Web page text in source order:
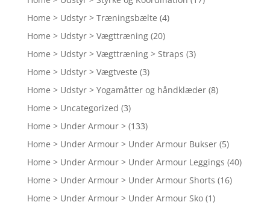
Home > Udstyr > Træningsbælte (4)
Home > Udstyr > Vægttræning (20)
Home > Udstyr > Vægttræning > Straps (3)
Home > Udstyr > Vægtveste (3)
Home > Udstyr > Yogamåtter og håndklæder (8)
Home > Uncategorized (3)
Home > Under Armour > (133)
Home > Under Armour > Under Armour Bukser (5)
Home > Under Armour > Under Armour Leggings (40)
Home > Under Armour > Under Armour Shorts (16)
Home > Under Armour > Under Armour Sko (1)